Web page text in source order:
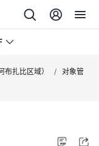
布扎比区域） / 对象管